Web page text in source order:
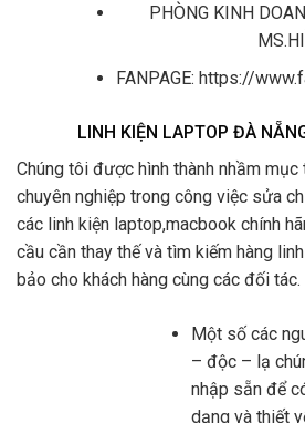
PHÒNG KINH
FANPAGE: https://
LINH KIỆN LAPTOP ĐÀ
Chúng tôi được hình thành nhầm
chuyên nghiệp trong công việc sửa
các linh kiện laptop,macbook chính
cầu cần thay thế và tìm kiếm hàng
bảo cho khách hàng cùng các đối tác.
Một số các
– độc – lạ
nhập sẵn để
dạng và thiết